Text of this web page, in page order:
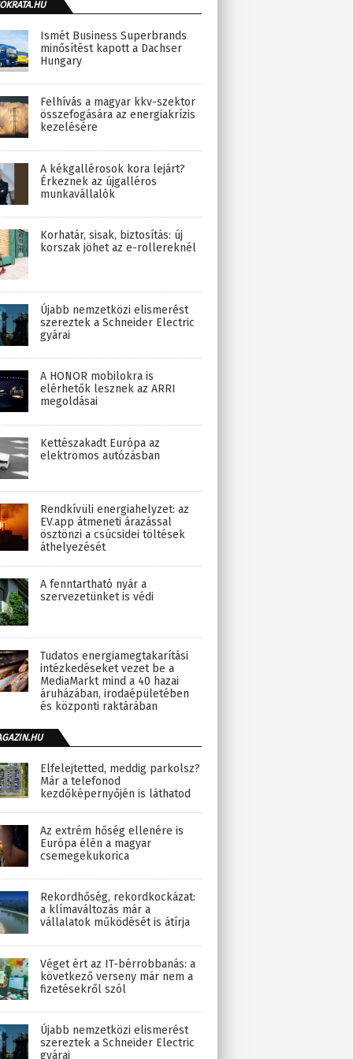
Ismét Business Superbrands
minősítést kapott a Dachser
Hungary
Felhívás a magyar kkv-szektor
összefogására az energiakrízis
kezelésére
A kékgallérosok kora lejárt?
Érkeznek az újgalléros
munkavállalók
Korhatár, sisak, biztosítás: új
korszak jöhet az e-rollereknél
Újabb nemzetközi elismerést
szereztek a Schneider Electric
gyárai
A HONOR mobilokra is
elérhetők lesznek az ARRI
megoldásai
Kettészakadt Európa az
elektromos autózásban
Rendkívüli energiahelyzet: az
EV.app átmeneti árazással
ösztönzi a csúcsidei töltések
áthelyezését
A fenntartható nyár a
szervezetünket is védi
Tudatos energiamegtakarítási
intézkedéseket vezet be a
MediaMarkt mind a 40 hazai
áruházában, irodaépületében
és központi raktárában
Elfelejtetted, meddig parkolsz?
Már a telefonod
kezdőképernyőjén is láthatod
Az extrém hőség ellenére is
Európa élén a magyar
csemegekukorica
Rekordhőség, rekordkockázat:
a klímaváltozás már a
vállalatok működését is átírja
Véget ért az IT-bérrobbanás: a
következő verseny már nem a
fizetésekről szól
Újabb nemzetközi elismerést
szereztek a Schneider Electric
gyárai